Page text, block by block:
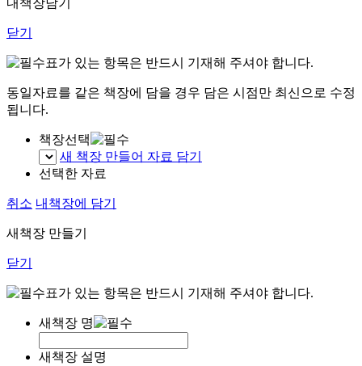
내책장담기
닫기
표가 있는 항목은 반드시 기재해 주셔야 합니다.
동일자료를 같은 책장에 담을 경우 담은 시점만 최신으로 수정
됩니다.
책장선택
새 책장 만들어 자료 담기
선택한 자료
취소 내책장에 담기
새책장 만들기
닫기
표가 있는 항목은 반드시 기재해 주셔야 합니다.
새책장 명
새책장 설명